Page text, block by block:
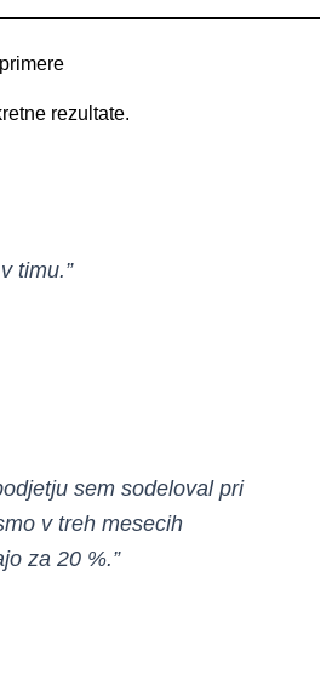
rezultate.
timu.”
sem sodeloval pri
v treh mesecih
za 20 %.”